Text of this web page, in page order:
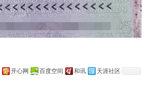
开心网 百度空间 和讯 天涯社区